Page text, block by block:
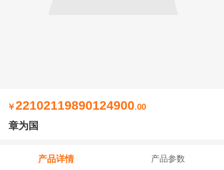
￥22102119890124900.00
章为国
产品详情 产品参数